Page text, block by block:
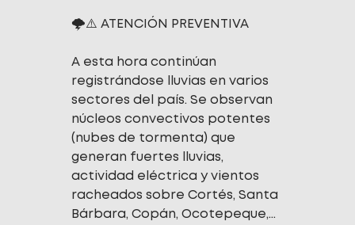
🌩️⚠️ ATENCIÓN PREVENTIVA
A esta hora continúan
registrándose lluvias en varios
sectores del país. Se observan
núcleos convectivos potentes
(nubes de tormenta) que
generan fuertes lluvias,
actividad eléctrica y vientos
racheados sobre Cortés, Santa
Bárbara, Copán, Ocotepeque,…